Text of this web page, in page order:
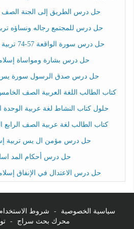
حل درس الطريق إلى الجنة الصف
حل درس للمجتمع رجاله ونساؤه
حل درس سورة الواقعة 57-74 تربية اسلامية الصف التاسع
حل درس بشارة ومواساة
حل درس صدق الرسول سورة يس 1-12 إسلامية
كتاب الطالب اللغة العربية الصف الخامس
حلول كتاب النشاط لغة عربية الوحدة
كتاب الطالب لغة عربية الصف الرابع الفصل
حل درس مؤمن ال يس تربية
حل درس أحكام المد
حل درس الاعتدال في الإنفاق
سياسية الخصوصية - شروط
محرك بحث سراج
-